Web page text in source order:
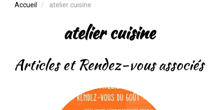
Accueil atelier cuisine
atelier cuisine
Articles et Rendez-vous associés